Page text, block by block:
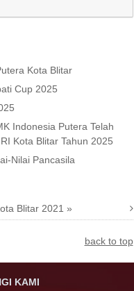
Kota Blitar
Cup 2025
Indonesia Putera Telah
Kota Blitar Tahun 2025
Nilai Pancasila
Blitar 2021 »
back to top
KAMI